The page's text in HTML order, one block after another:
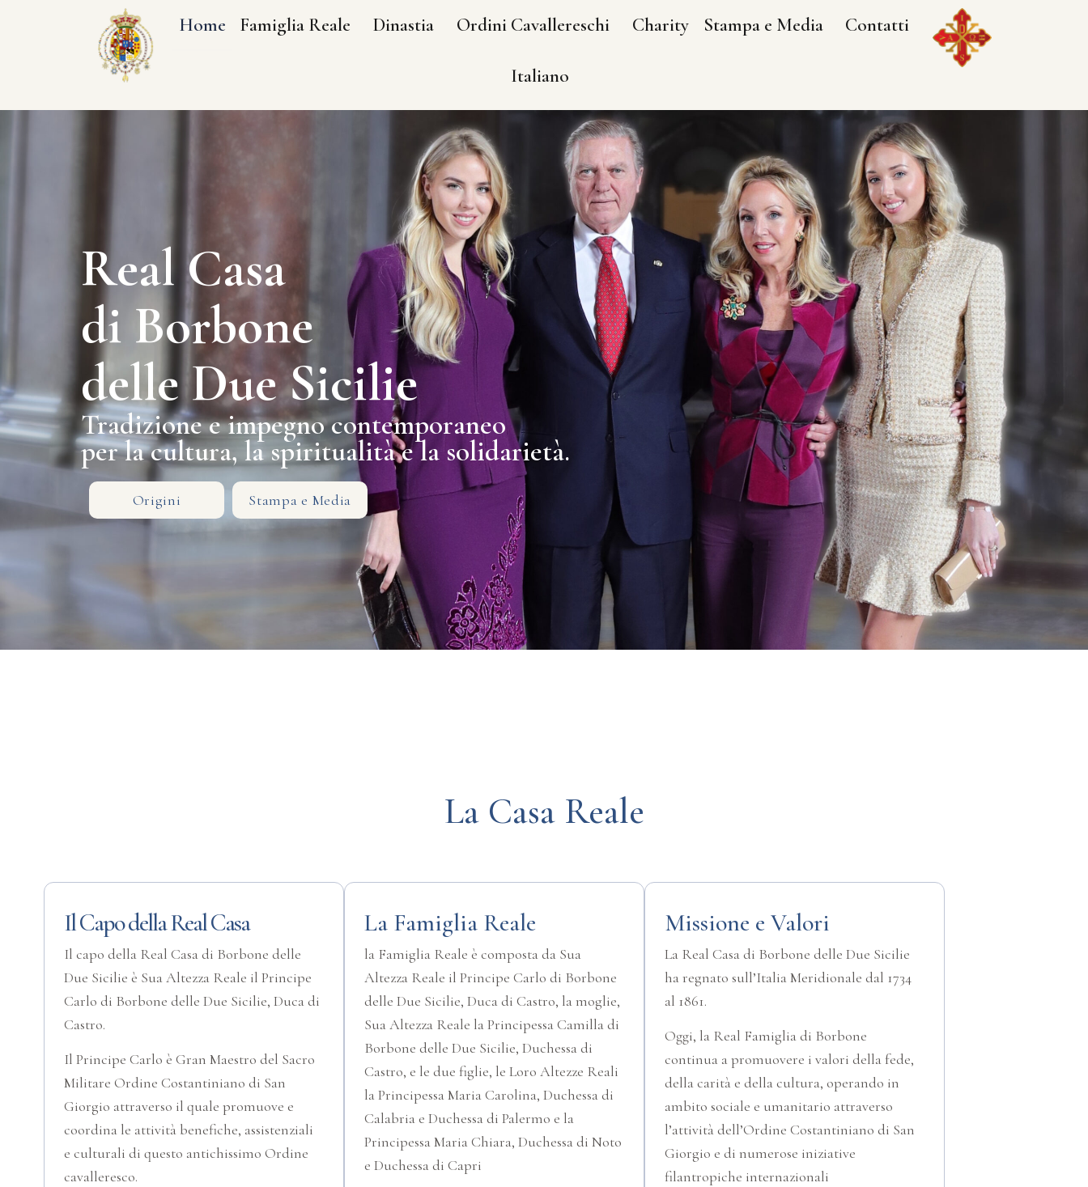
Home Famiglia Reale Dinastia Ordini Cavallereschi Charity Stampa e Media Contatti
Italiano
Real Casa
di Borbone
delle Due Sicilie
Tradizione e impegno contemporaneo
per la cultura, la spiritualità e la solidarietà.
Origini Stampa e Media
La Casa Reale
Il Capo della Real Casa
Il capo della Real Casa di Borbone delle
Due Sicilie è Sua Altezza Reale il Principe
Carlo di Borbone delle Due Sicilie, Duca di
Castro.
Il Principe Carlo è Gran Maestro del Sacro
Militare Ordine Costantiniano di San
Giorgio attraverso il quale promuove e
coordina le attività benefiche, assistenziali
e culturali di questo antichissimo Ordine
cavalleresco.
La Famiglia Reale
la Famiglia Reale è composta da Sua
Altezza Reale il Principe Carlo di Borbone
delle Due Sicilie, Duca di Castro, la moglie,
Sua Altezza Reale la Principessa Camilla di
Borbone delle Due Sicilie, Duchessa di
Castro, e le due figlie, le Loro Altezze Reali
la Principessa Maria Carolina, Duchessa di
Calabria e Duchessa di Palermo e la
Principessa Maria Chiara, Duchessa di Noto
e Duchessa di Capri
Missione e Valori
La Real Casa di Borbone delle Due Sicilie
ha regnato sull’Italia Meridionale dal 1734
al 1861.
Oggi, la Real Famiglia di Borbone
continua a promuovere i valori della fede,
della carità e della cultura, operando in
ambito sociale e umanitario attraverso
l’attività dell’Ordine Costantiniano di San
Giorgio e di numerose iniziative
filantropiche internazionali